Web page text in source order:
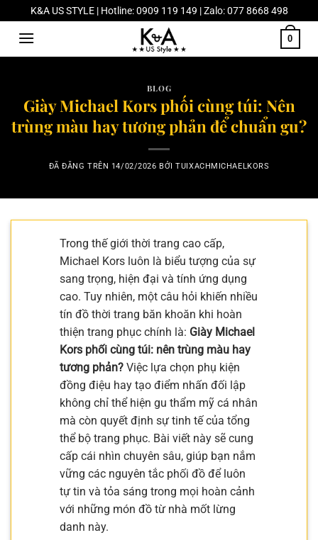
Chuyển
đến
dung
K&A US STYLE | Hotline: 0909 119 149 | Zalo: 077 8668 498
0
BLOG
Giày Michael Kors phối cùng túi: Nên
trùng màu hay tương phản để chuẩn gu?
ĐÃ ĐĂNG TRÊN 14/02/2026 BỞITUIXACHMICHAELKORS
Trong thế giới thời trang cao cấp,
Michael Kors luôn là biểu tượng của sự
sang trọng, hiện đại và tính ứng dụng
cao. Tuy nhiên, một câu hỏi khiến nhiều
tín đồ thời trang băn khoăn khi hoàn
thiện trang phục chính là: Giày Michael
Kors phối cùng túi: nên trùng màu hay
tương phản? Việc lựa chọn phụ kiện
đồng điệu hay tạo điểm nhấn đối lập
không chỉ thể hiện gu thẩm mỹ cá nhân
mà còn quyết định sự tinh tế của tổng
thể bộ trang phục. Bài viết này sẽ cung
cấp cái nhìn chuyên sâu, giúp bạn nắm
vững các nguyên tắc phối đồ để luôn
tự tin và tỏa sáng trong mọi hoàn cảnh
với những món đồ từ nhà mốt lừng
danh này.